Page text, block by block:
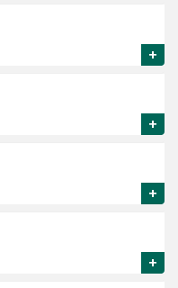
+
+
+
+